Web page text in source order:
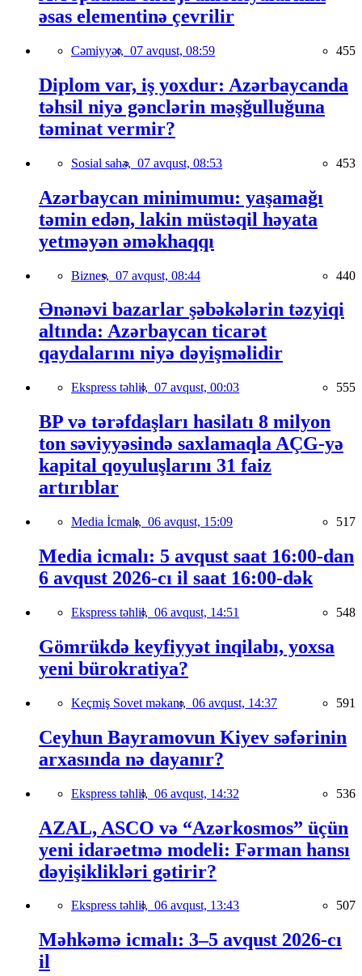
əsas elementinə çevrilir
Cəmiyyət, 07 avqust, 08:59 455
Diplom var, iş yoxdur: Azərbaycanda
təhsil niyə gənclərin məşğulluğuna
təminat vermir?
Sosial sahə, 07 avqust, 08:53 453
Azərbaycan minimumu: yaşamağı
təmin edən, lakin müstəqil həyata
yetməyən əməkhaqqı
Biznes, 07 avqust, 08:44 440
Ənənəvi bazarlar şəbəkələrin təzyiqi
altında: Azərbaycan ticarət
qaydalarını niyə dəyişməlidir
Ekspress təhlil, 07 avqust, 00:03 555
BP və tərəfdaşları hasilatı 8 milyon
ton səviyyəsində saxlamaqla AÇG-yə
kapital qoyuluşlarını 31 faiz
artırıblar
Media İcmalı, 06 avqust, 15:09 517
Media icmalı: 5 avqust saat 16:00-dan
6 avqust 2026-cı il saat 16:00-dək
Ekspress təhlil, 06 avqust, 14:51 548
Gömrükdə keyfiyyət inqilabı, yoxsa
yeni bürokratiya?
Keçmiş Sovet məkanı, 06 avqust, 14:37 591
Ceyhun Bayramovun Kiyev səfərinin
arxasında nə dayanır?
Ekspress təhlil, 06 avqust, 14:32 536
AZAL, ASCO və “Azərkosmos” üçün
yeni idarəetmə modeli: Fərman hansı
dəyişiklikləri gətirir?
Ekspress təhlil, 06 avqust, 13:43 507
Məhkəmə icmalı: 3–5 avqust 2026-cı
il